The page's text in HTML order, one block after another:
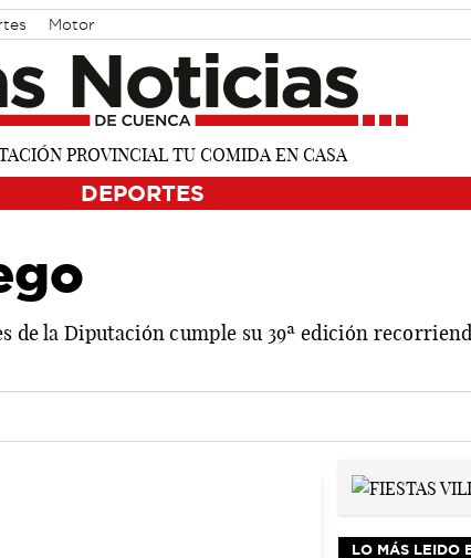
Motor
DEPORTES
de la Diputación cumple su 39ª edición
LO MÁS LEIDO